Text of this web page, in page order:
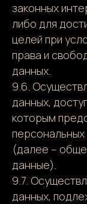
законных
либо для
целей при
права и
данных.
9.6.
данных,
которым
(далее –
данные).
9.7.
данных,